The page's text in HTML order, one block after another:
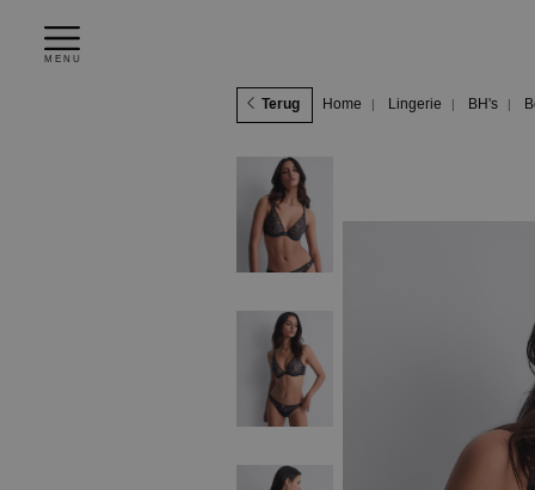
MENU
Terug Home Lingerie BH's